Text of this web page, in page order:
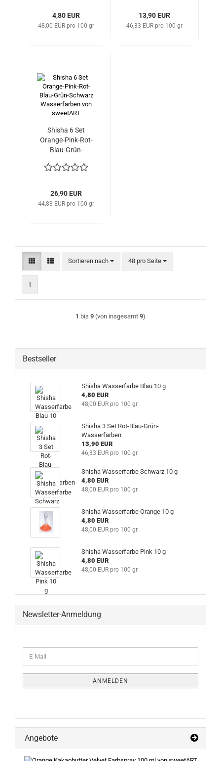
4,80 EUR
48,00 EUR pro 100 gr
13,90 EUR
46,33 EUR pro 100 gr
Shisha 6 Set
Orange-Pink-Rot-
Blau-Grün-
Wassserfarben
26,90 EUR
44,83 EUR pro 100 gr
Sortieren nach
Sortieren nach 48 pro Seite
pro Seite
1
1 bis 9 (von insgesamt 9)
Bestseller
Shisha Wasserfarbe Blau 10 g
4,80 EUR
48,00 EUR pro 100 gr
Shisha 3 Set Rot-Blau-Grün-
Wasserfarben
13,90 EUR
46,33 EUR pro 100 gr
Shisha Wasserfarbe Schwarz 10 g
4,80 EUR
48,00 EUR pro 100 gr
Shisha Wasserfarbe Orange 10 g
4,80 EUR
48,00 EUR pro 100 gr
Shisha Wasserfarbe Pink 10 g
4,80 EUR
48,00 EUR pro 100 gr
Newsletter-Anmeldung
ZUR
NEWSLETTER-
E-
Mail
ANMELDEN
Angebote